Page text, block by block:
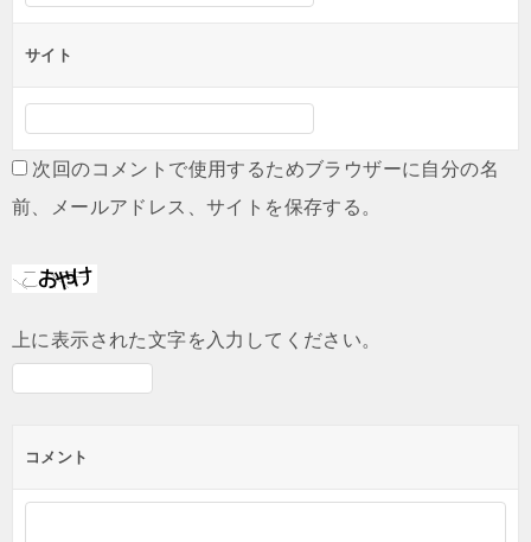
サイト
次回のコメントで使用するためブラウザーに自分の名
前、メールアドレス、サイトを保存する。
上に表示された文字を入力してください。
コメント